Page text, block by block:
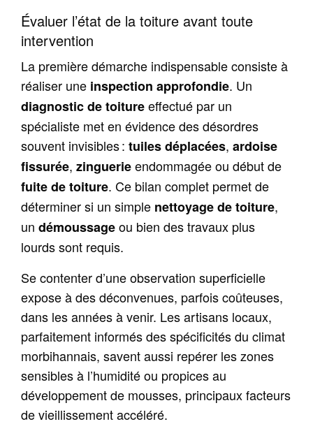
Évaluer l’état de la toiture avant toute
intervention
La première démarche indispensable consiste à
réaliser une inspection approfondie. Un
diagnostic de toitureeffectué par un
spécialiste met en évidence des désordres
souvent invisibles : tuiles déplacées, ardoise
fissurée, zinguerieendommagée ou début de
fuite de toiture. Ce bilan complet permet de
déterminer si un simple nettoyage de toiture,
un démoussageou bien des travaux plus
lourds sont requis.
Se contenter d’une observation superficielle
expose à des déconvenues, parfois coûteuses,
dans les années à venir. Les artisans locaux,
parfaitement informés des spécificités du climat
morbihannais, savent aussi repérer les zones
sensibles à l’humidité ou propices au
développement de mousses, principaux facteurs
de vieillissement accéléré.